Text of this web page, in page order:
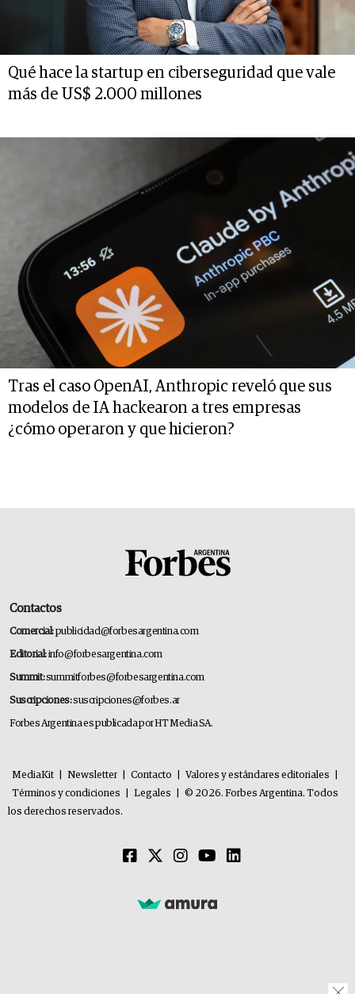
Qué hace la startup en ciberseguridad que vale
más de US$ 2.000 millones
Tras el caso OpenAI, Anthropic reveló que sus
modelos de IA hackearon a tres empresas
¿cómo operaron y que hicieron?
Contactos
Comercial:publicidad@forbesargentina.com
Editorial:info@forbesargentina.com
Summit:summitforbes@forbesargentina.com
Suscripciones:suscripciones@forbes.ar
Forbes Argentina es publicada por HT Media SA.
MediaKit Newsletter Contacto Valores y estándares editoriales
Términos y condiciones
Legales
© 2026. Forbes Argentina. Todos
los derechos reservados.